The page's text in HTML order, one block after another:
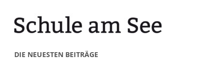
DIE NEUESTEN BEITRÄGE